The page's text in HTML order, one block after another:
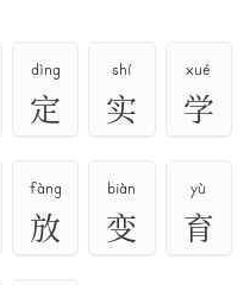
dìng
定
shí
实
xué
学
fàng
放
biàn
变
yù
育